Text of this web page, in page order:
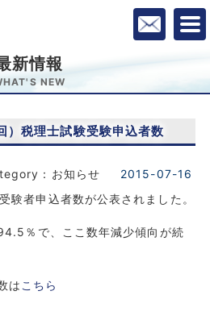
新情報
NEW
税理士試験受験申込者数
：お知らせ
2015-07-16
験者申込者数が公表されました。
％で、ここ数年減少傾向が続
は こちら